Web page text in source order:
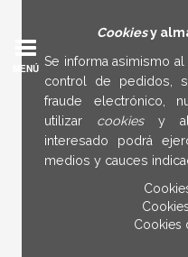
Cookiesy
Se informa asimismo
control de pedidos,
fraude electrónico,
utilizar cookies y
interesado podrá
medios y cauces
Cookies
MENÚ